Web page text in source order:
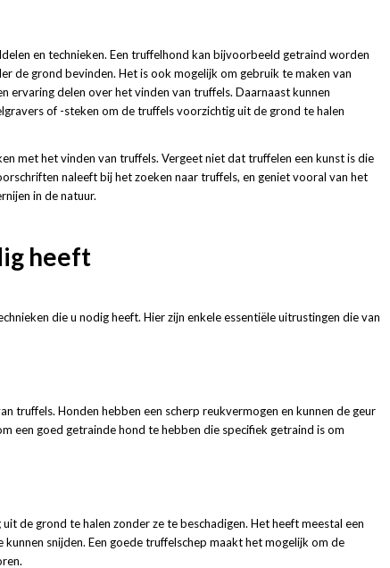
en technieken. Een truffelhond kan bijvoorbeeld getraind worden
de grond bevinden. Het is ook mogelijk om gebruik te maken van
ervaring delen over het vinden van truffels. Daarnaast kunnen
of -steken om de truffels voorzichtig uit de grond te halen
met het vinden van truffels. Vergeet niet dat truffelen een kunst is die
naleeft bij het zoeken naar truffels, en geniet vooral van het
in de natuur.
heeft
die u nodig heeft. Hier zijn enkele essentiële uitrustingen die van
truffels. Honden hebben een scherp reukvermogen en kunnen de geur
een goed getrainde hond te hebben die specifiek getraind is om
de grond te halen zonder ze te beschadigen. Het heeft meestal een
snijden. Een goede truffelschep maakt het mogelijk om de